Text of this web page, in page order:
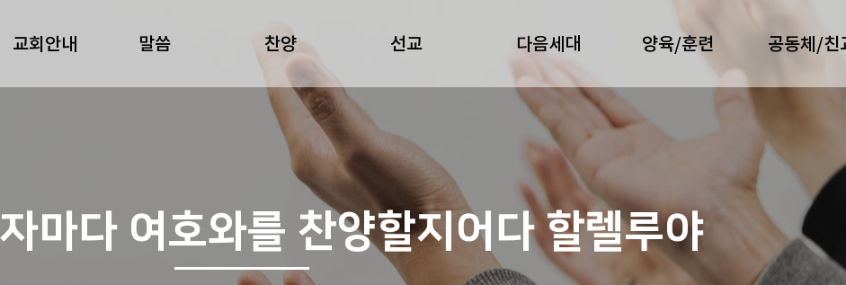
교회안내 말씀 찬양 선교 다음세대 양육/훈련 공동체/친
마다 여호와를 찬양할지어다 할렐루야